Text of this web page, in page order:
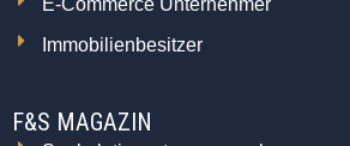
Immobilienbesitzer
F&S MAGAZIN